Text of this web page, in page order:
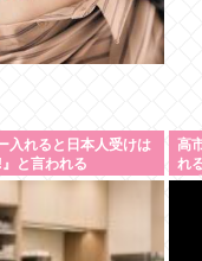
入れると日本人受けは
と言われる
高
れ
ら